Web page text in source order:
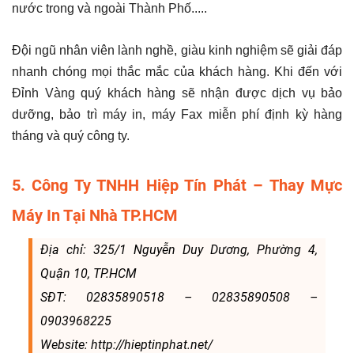
nước trong và ngoài Thành Phố.....
Đội ngũ nhân viên lành nghề, giàu kinh nghiệm sẽ giải đáp
nhanh chóng mọi thắc mắc của khách hàng. Khi đến với
Đỉnh Vàng quý khách hàng sẽ nhận được dịch vụ bảo
dưỡng, bảo trì máy in, máy Fax miễn phí định kỳ hàng
tháng và quý công ty.
5. Công Ty TNHH Hiệp Tín Phát – Thay Mực
Máy In Tại Nhà TP.HCM
Địa chỉ: 325/1 Nguyễn Duy Dương, Phường 4,
Quận 10, TP.HCM
SĐT: 02835890518 – 02835890508 –
0903968225
Website: http://hieptinphat.net/